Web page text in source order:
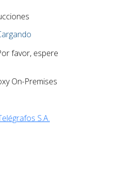
favor, espere
10:00
On-Premises
S.A.